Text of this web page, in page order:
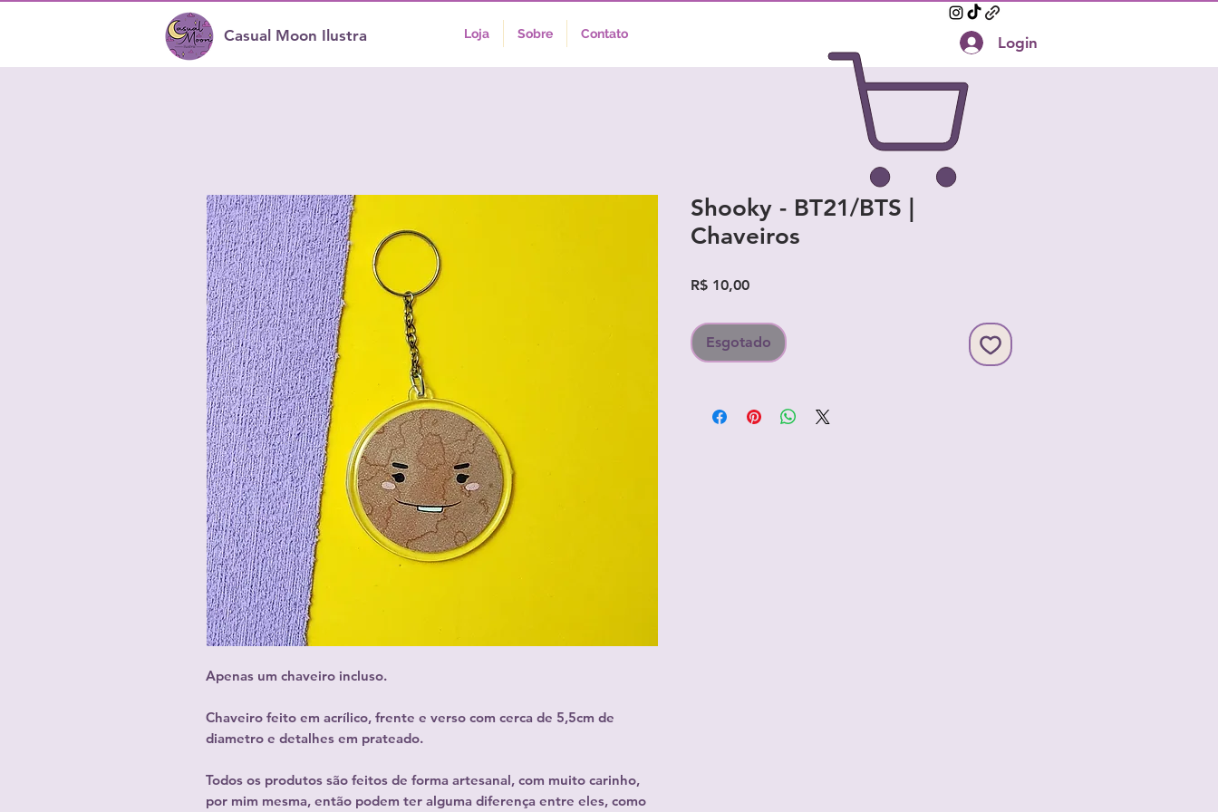
Casual Moon Ilustra Loja Sobre Contato Login
Apenas um chaveiro incluso.
Chaveiro feito em acrílico, frente e verso com cerca de 5,5cm de
diametro e detalhes em prateado.
Todos os produtos são feitos de forma artesanal, com muito carinho,
por mim mesma, então podem ter alguma diferença entre eles, como
Shooky - BT21/BTS |
Chaveiros
R$ 10,00Preço
Esgotado